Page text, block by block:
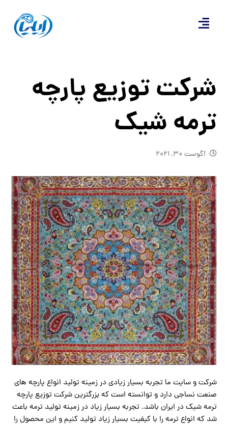
شرکت توزیع پارچه
ترمه شیک
آگوست ۳۰, ۲۰۲۱
شرکت و سایت ما تجربه بسیار زیادی در زمینه تولید انواع پارچه های
صنعت نساجی دارد و توانسته است که بزرگترین شرکت توزیع پارچه
ترمه شیک در ایران باشد. تجربه بسیار زیاد در زمینه تولید ترمه باعث
شد که انواع ترمه را با کیفیت بسیار زیاد تولید کنیم و این محصول را